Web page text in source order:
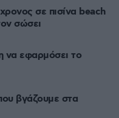
σε πισίνα beach
σώσει
να εφαρμόσει το
βγάζουμε στα